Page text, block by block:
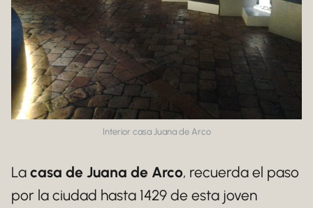
Interior casa Juana de Arco
La casa de Juana de Arco, recuerda el paso
por la ciudad hasta 1429 de esta joven